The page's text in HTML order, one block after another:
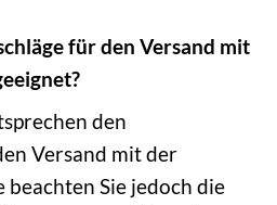
für den Versand mit
den
Versand mit der
beachten Sie jedoch die